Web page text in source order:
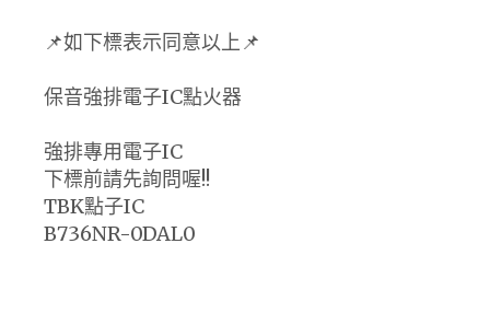
📌如下標表示同意以上📌
保音強排電子IC點火器
強排專用電子IC
下標前請先詢問喔!!
TBK點子IC
B736NR-0DAL0